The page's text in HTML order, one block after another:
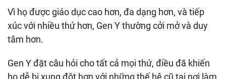
Vì họ được giáo dục cao hơn, đa dạng hơn, và tiếp
xúc với nhiều thứ hơn, Gen Y thường cởi mở và duy
tâm hơn.
Gen Y đặt câu hỏi cho tất cả mọi thứ, điều đã khiến
họ dễ bị xung đột hơn với những thế hệ cũ tại nơi làm